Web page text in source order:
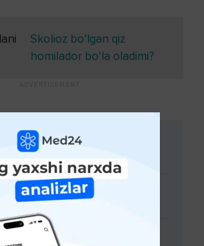
Skolioz bo‘lgan qiz
homilador bo‘la oladimi?